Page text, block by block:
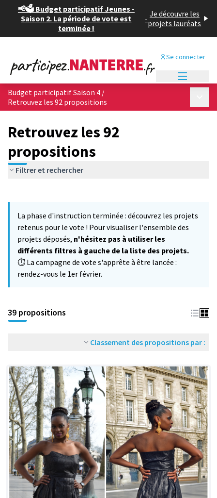
📢🗳️ Budget participatif Jeunes -
Saison 2. La période de vote est
terminée !
- Je découvre les
projets lauréats
Se connecter
Budget participatif Saison 4 /
Retrouvez les 92 propositions
Retrouvez les 92
propositions
Filtrer et rechercher
−
La phase d'instruction terminée : découvrez les projets
retenus pour le vote ! Pour visualiser l'ensemble des
projets déposés, n'hésitez pas à utiliser les
différents filtres à gauche de la liste des projets.
⏱️ La campagne de vote s'apprête à être lancée :
rendez-vous le 1er février.
39 propositions
Classement des propositions par :